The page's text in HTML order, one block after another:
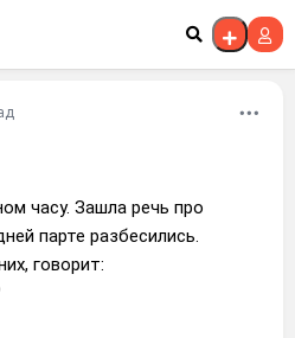
часу. Зашла речь про
парте разбесились.
говорит: